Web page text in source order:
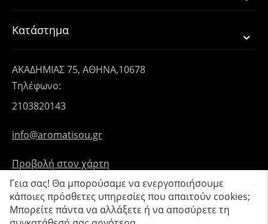
Κατάστημα
ΑΚΑΔΗΜΙΑΣ 75, ΑΘΗΝΑ,10678
Τηλέφωνο:
2103820143
info@aromatisou.gr
Προβολή στον χάρτη
Γεια σας! Θα μπορούσαμε να ενεργοποιήσουμε
κάποιες πρόσθετες υπηρεσίες που απαιτούν cookies;
Μπορείτε πάντα να αλλάξετε ή να αποσύρετε τη